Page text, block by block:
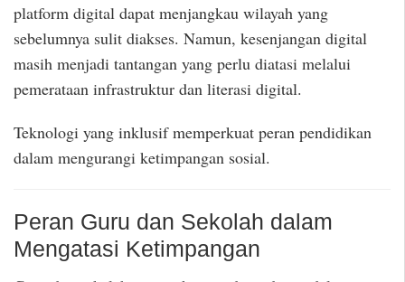
platform digital dapat menjangkau wilayah yang
sebelumnya sulit diakses. Namun, kesenjangan digital
masih menjadi tantangan yang perlu diatasi melalui
pemerataan infrastruktur dan literasi digital.
Teknologi yang inklusif memperkuat peran pendidikan
dalam mengurangi ketimpangan sosial.
Peran Guru dan Sekolah dalam
Mengatasi Ketimpangan